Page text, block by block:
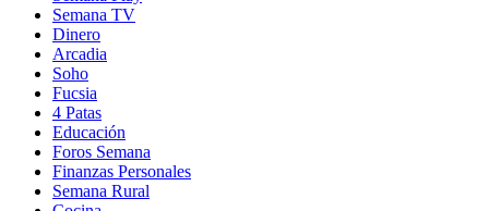
Semana TV
Dinero
Arcadia
Soho
in
new
window
Fucsia
in
new
window
4 Patas
Educación
Foros Semana
Finanzas Personales
Semana Rural